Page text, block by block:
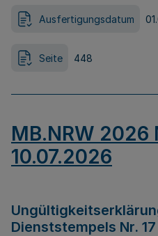
Ausfertigungsdatum
Seite 448
MB.NRW 2026
10.07.2026
Dienststempels Nr. 17